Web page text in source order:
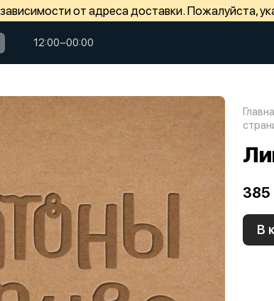
от адреса доставки. Пожалуйста,
12:00−00:00
385
В